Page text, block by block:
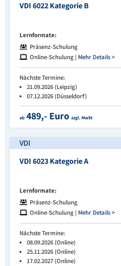
VDI 6022 Kategorie B
Lernformate:
Präsenz-Schulung
Online-Schulung | Mehr Details >
Nächste Termine:
21.09.2026 (Leipzig)
07.12.2026 (Düsseldorf)
ab 489,- Euro zzgl. MwSt
VDI
VDI 6023 Kategorie A
Lernformate:
Präsenz-Schulung
Online-Schulung | Mehr Details >
Nächste Termine:
08.09.2026 (Online)
25.11.2026 (Online)
17.02.2027 (Online)